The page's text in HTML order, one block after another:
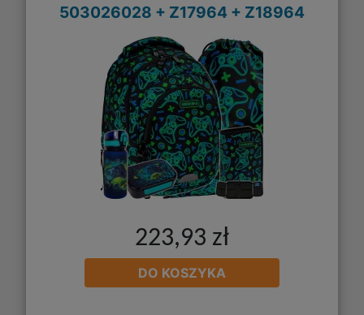
503026028 + Z17964 + Z18964
223,93 zł
DO KOSZYKA